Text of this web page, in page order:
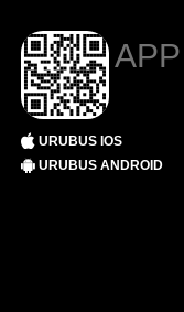
APP
URUBUS IOS
URUBUS ANDROID